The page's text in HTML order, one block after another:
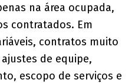
na área ocupada,
contratados. Em
contratos muito
de equipe,
escopo de serviços e